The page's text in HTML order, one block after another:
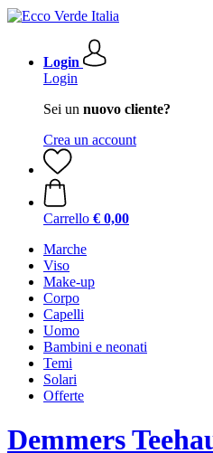
Login
Login
Sei un nuovo cliente?
Crea un account
Carrello € 0,00
Marche
Viso
Make-up
Corpo
Capelli
Uomo
Bambini e neonati
Temi
Solari
Offerte
Demmers